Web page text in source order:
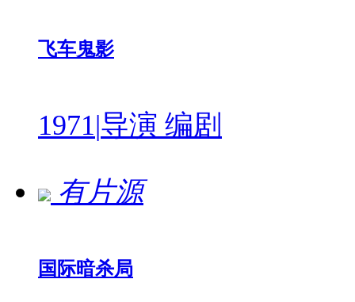
飞车鬼影
1971|导演 编剧
有片源
国际暗杀局